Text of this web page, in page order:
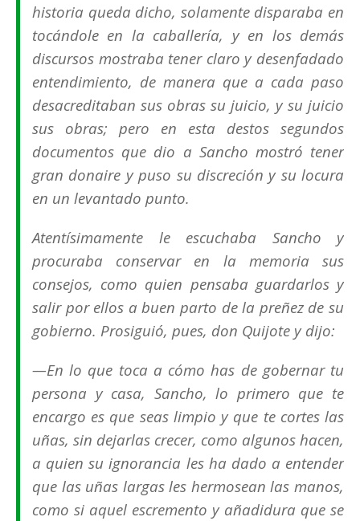
historia queda dicho, solamente disparaba en
tocándole en la caballería, y en los demás
discursos mostraba tener claro y desenfadado
entendimiento, de manera que a cada paso
desacreditaban sus obras su juicio, y su juicio
sus obras; pero en esta destos segundos
documentos que dio a Sancho mostró tener
gran donaire y puso su discreción y su locura
en un levantado punto.
Atentísimamente le escuchaba Sancho y
procuraba conservar en la memoria sus
consejos, como quien pensaba guardarlos y
salir por ellos a buen parto de la preñez de su
gobierno. Prosiguió, pues, don Quijote y dijo:
—En lo que toca a cómo has de gobernar tu
persona y casa, Sancho, lo primero que te
encargo es que seas limpio y que te cortes las
uñas, sin dejarlas crecer, como algunos hacen,
a quien su ignorancia les ha dado a entender
que las uñas largas les hermosean las manos,
como si aquel escremento y añadidura que se